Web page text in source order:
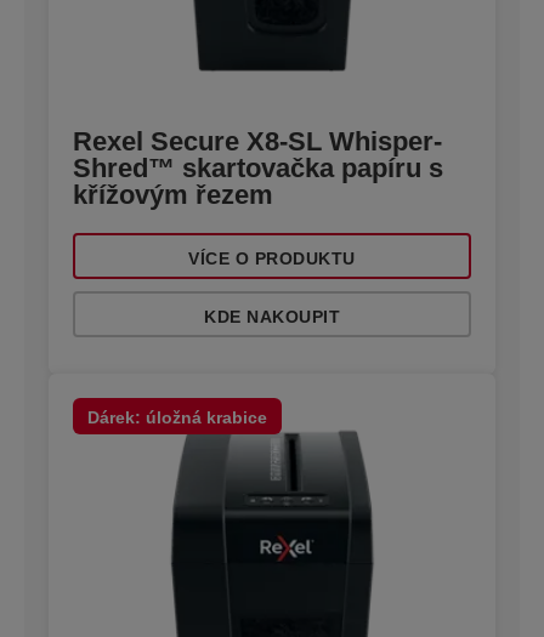
Rexel Secure X8-SL Whisper-
Shred™ skartovačka papíru s
křížovým řezem
VÍCE O PRODUKTU
KDE NAKOUPIT
Dárek: úložná krabice